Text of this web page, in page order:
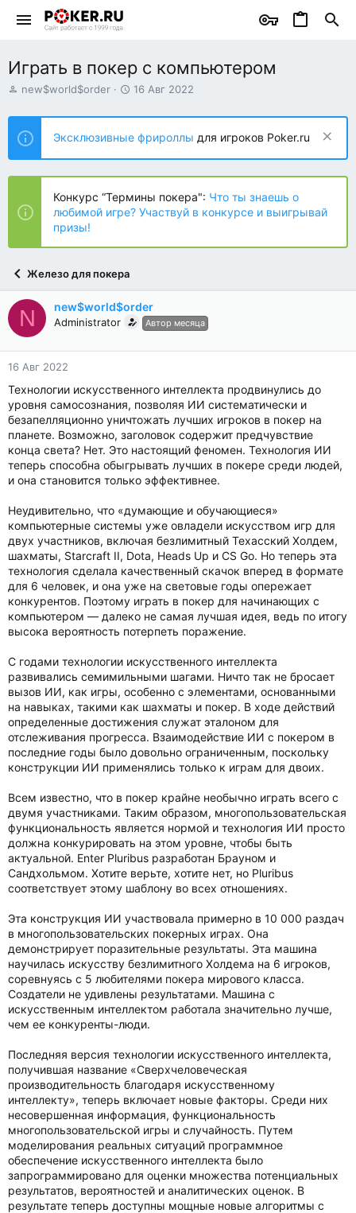
Играть в покер с компьютером
А
т
о
р
т
е
ы
new$world$order
Д
т
н
а
ч
л
а
16 Авг 2022
Эксклюзивные фрироллы для игроков Poker.ru
Конкурс “Термины покера": Что ты знаешь о
любимой игре? Участвуй в конкурсе и выигрывай
призы!
Железо для покера
N new$world$order
Administrator Автор месяца
16 Авг 2022
Технологии искусственного интеллекта продвинулись до
уровня самосознания, позволяя ИИ систематически и
безапелляционно уничтожать лучших игроков в покер на
планете. Возможно, заголовок содержит предчувствие
конца света? Нет. Это настоящий феномен. Технология ИИ
теперь способна обыгрывать лучших в покере среди людей,
и она становится только эффективнее.
Неудивительно, что «думающие и обучающиеся»
компьютерные системы уже овладели искусством игр для
двух участников, включая безлимитный Техасский Холдем,
шахматы, Starcraft II, Dota, Heads Up и CS Go. Но теперь эта
технология сделала качественный скачок вперед в формате
для 6 человек, и она уже на световые годы опережает
конкурентов. Поэтому играть в покер для начинающих с
компьютером — далеко не самая лучшая идея, ведь по итогу
высока вероятность потерпеть поражение.
С годами технологии искусственного интеллекта
развивались семимильными шагами. Ничто так не бросает
вызов ИИ, как игры, особенно с элементами, основанными
на навыках, такими как шахматы и покер. В ходе действий
определенные достижения служат эталоном для
отслеживания прогресса. Взаимодействие ИИ с покером в
последние годы было довольно ограниченным, поскольку
конструкции ИИ применялись только к играм для двоих.
Всем известно, что в покер крайне необычно играть всего с
двумя участниками. Таким образом, многопользовательская
функциональность является нормой и технология ИИ просто
должна конкурировать на этом уровне, чтобы быть
актуальной. Enter Pluribus разработан Брауном и
Сандхольмом. Хотите верьте, хотите нет, но Pluribus
соответствует этому шаблону во всех отношениях.
Эта конструкция ИИ участвовала примерно в 10 000 раздач
в многопользовательских покерных играх. Она
демонстрирует поразительные результаты. Эта машина
научилась искусству безлимитного Холдема на 6 игроков,
соревнуясь с 5 любителями покера мирового класса.
Создатели не удивлены результатами. Машина с
искусственным интеллектом работала значительно лучше,
чем ее конкуренты-люди.
Последняя версия технологии искусственного интеллекта,
получившая название «Сверхчеловеческая
производительность благодаря искусственному
интеллекту», теперь включает новые факторы. Среди них
несовершенная информация, функциональность
многопользовательской игры и случайность. Путем
моделирования реальных ситуаций программное
обеспечение искусственного интеллекта было
запрограммировано для оценки множества потенциальных
результатов, вероятностей и аналитических оценок. В
результате теперь доступны мощные новые алгоритмы с